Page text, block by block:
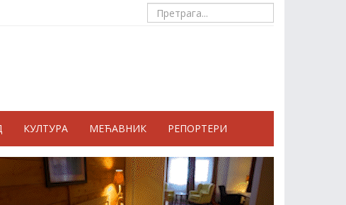
КУЛТУРА МЕЋАВНИК РЕПОРТЕРИ